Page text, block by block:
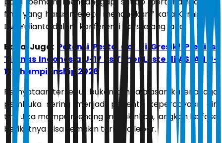
final yang harus mereka menangkan,” kata Kurniawan
Dwi Yulianto dalam konferensi pers jelang laga.
Baca Juga: Potensi Pesta Gol di Gresik! Prediksi
Timnas Indonesia U-17 vs Timor Leste di ASEAN U-
17 Championship 2026
Pernyataan tersebut bukan tanpa alasan karena laga
pembuka sering menjadi penentu kepercayaan diri
tim. Jika mampu menang meyakinkan, langkah ke fase
berikutnya bisa semakin terbuka lebar.